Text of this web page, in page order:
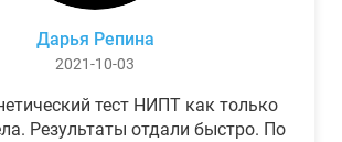
Дарья Репина
2021-10-03
тест НИПТ как только
Результаты отдали быстро. По